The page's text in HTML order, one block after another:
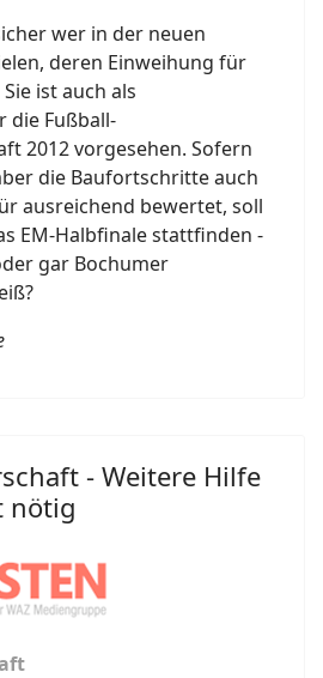
wer in der neuen
deren Einweihung für
ist auch als
die Fußball-
2012 vorgesehen. Sofern
die Baufortschritte auch
ausreichend bewertet, soll
EM-Halbfinale stattfinden -
gar Bochumer
- Weitere Hilfe
nötig